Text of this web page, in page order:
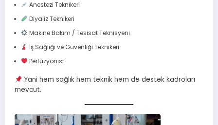
Anestezi Teknikeri
Diyaliz Teknikeri
Makine Bakım / Tesisat Teknisyeni
İş Sağlığı ve Güvenliği Teknikeri
Perfüzyonist
Yani hem sağlık hem teknik hem de destek kadroları
mevcut.